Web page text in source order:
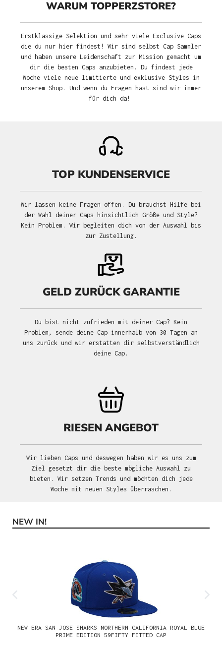
WARUM TOPPERZSTORE?
Erstklassige Selektion und sehr viele Exclusive Caps
die du nur hier findest! Wir sind selbst Cap Sammler
und haben unsere Leidenschaft zur Mission gemacht um
dir die besten Caps anzubieten. Du findest jede
Woche viele neue limitierte und exklusive Styles in
unserem Shop. Und wenn du Fragen hast sind wir immer
für dich da!
TOP KUNDENSERVICE
Wir lassen keine Fragen offen. Du brauchst Hilfe bei
der Wahl deiner Caps hinsichtlich Größe und Style?
Kein Problem. Wir begleiten dich von der Auswahl bis
zur Zustellung.
GELD ZURÜCK GARANTIE
Du bist nicht zufrieden mit deiner Cap? Kein
Problem, sende deine Cap innerhalb von 30 Tagen an
uns zurück und wir erstatten dir selbstverständlich
deine Cap.
RIESEN ANGEBOT
Wir lieben Caps und deswegen haben wir es uns zum
Ziel gesetzt dir die beste mögliche Auswahl zu
bieten. Wir setzen Trends und möchten dich jede
Woche mit neuen Styles überraschen.
Produktgalerie überspringen
NEW IN!
NEW ERA SAN JOSE SHARKS NORTHERN CALIFORNIA ROYAL BLUE
PRIME EDITION 59FIFTY FITTED CAP